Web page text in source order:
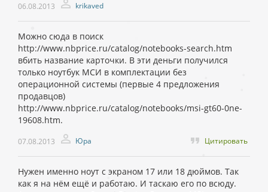
06.08.2013 krikaved
Можно сюда в поиск
http://www.nbprice.ru/catalog/notebooks-search.htm
вбить название карточки. В эти деньги получился
только ноутбук МСИ в комплектации без
операционной системы (первые 4 предложения
продавцов)
http://www.nbprice.ru/catalog/notebooks/msi-gt60-0ne-
19608.htm.
07.08.2013 Юра Цитировать
Нужен именно ноут с экраном 17 или 18 дюймов. Так
как я на нём ещё и работаю. И таскаю его по всюду.